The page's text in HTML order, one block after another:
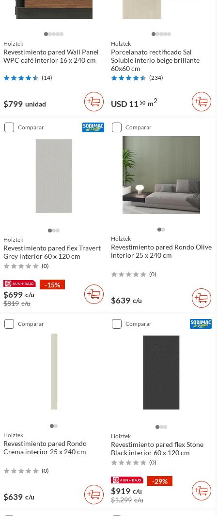
Holztek
Revestimiento pared Wall Panel
WPC café interior 16 x 240 cm
(14)
$799 unidad
Holztek
Porcelanato rectificado Sal
Soluble interio beige brillante
60x60 cm
(234)
USD 11 50 m2
comparar
Holztek
Revestimiento pared flex Travert
Grey interior 60 x 120 cm
(0)
-15%
$699 c/u
$819 c/u
comparar
Holztek
Revestimiento pared Rondo Olive
interior 25 x 240 cm
(0)
$639 c/u
comparar
Holztek
Revestimiento pared Rondo
Crema interior 25 x 240 cm
(0)
$639 c/u
comparar
Holztek
Revestimiento pared flex Stone
Black interior 60 x 120 cm
(0)
-29%
$919 c/u
$1.299 c/u